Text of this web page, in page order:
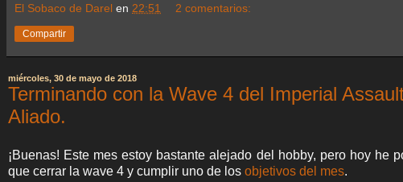
El Sobaco de Darel en 22:51 2 comentarios:
Compartir
miércoles, 30 de mayo de 2018
Terminando con la Wave 4 del Imperial
Aliado.
¡Buenas! Este mes estoy bastante alejado del hobby, pero hoy
que cerrar la wave 4 y cumplir uno de los objetivos del mes.